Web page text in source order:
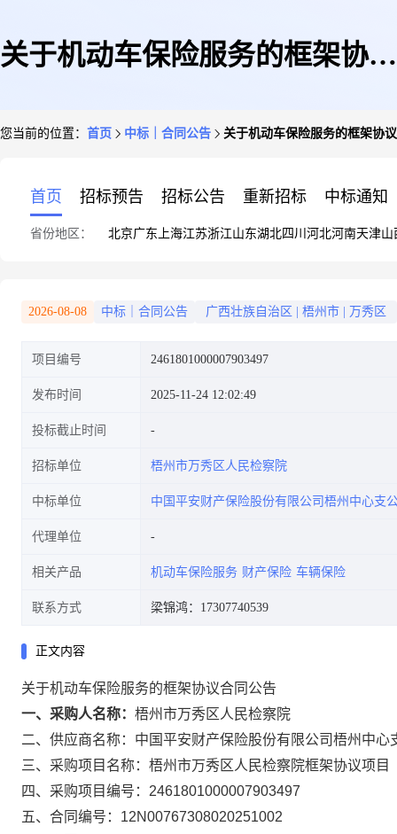
关于机动车保险服务的框架协议
您当前的位置： 首页 中标｜合同公告 关于机动车保险服务的框架协
首页 招标预告 招标公告 重新招标 中标通知
省份地区： 北京广东 上海江苏浙江山东湖北四川 河北河南天津山
2026-08-08 中标｜合同公告 广西壮族自治区 梧州市 万秀区
项目编号 2461801000007903497
发布时间 2025-11-24 12:02:49
投标截止时间
招标单位 梧州市万秀区人民检察院
中标单位 中国平安财产保险股份有限公司梧州中心支
代理单位
相关产品 机动车保险服务 财产保险 车辆保险
联系方式 梁锦鸿：17307740539
正文内容
关于机动车保险服务的框架协议合同公告
一、采购人名称： 梧州市万秀区人民检察院
二、供应商名称： 中国平安财产保险股份有限公司梧州中心
三、采购项目名称： 梧州市万秀区人民检察院框架协议项目
四、采购项目编号： 2461801000007903497
五、合同编号： 12N00767308020251002